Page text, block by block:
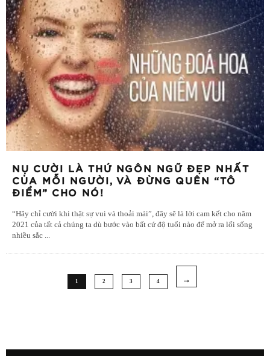
NỤ CƯỜI LÀ THỨ NGÔN NGỮ ĐẸP NHẤT
CỦA MỖI NGƯỜI, VÀ ĐỪNG QUÊN “TÔ
ĐIỂM” CHO NÓ!
“Hãy chỉ cười khi thật sự vui và thoải mái”, đây sẽ là lời cam kết cho năm
2021 của tất cả chúng ta dù bước vào bất cứ độ tuổi nào để mở ra lối sống
nhiều sắc
1 2 3 4